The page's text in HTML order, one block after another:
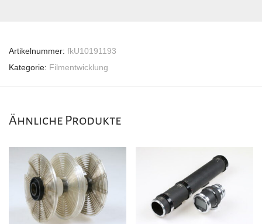
Artikelnummer: fkU10191193
Kategorie: Filmentwicklung
Ähnliche Produkte